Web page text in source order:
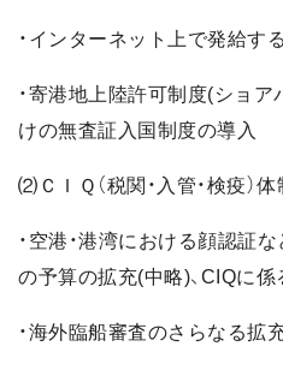
・インターネット上で発給す
・寄港地上陸許可制度(ショア
けの無査証入国制度の導入
⑵ＣＩＱ（税関・入管・検疫）
・空港・港湾における顔認証
の予算の拡充(中略)、CIQに
・海外臨船審査のさらなる拡